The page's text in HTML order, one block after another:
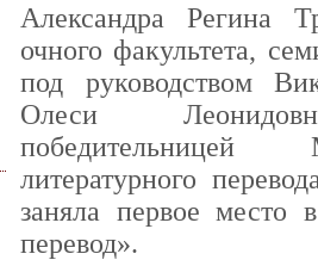
Александра Регина
очного факультета,
под руководством
Олеси
победительницей
литературного
заняла первое место
перевод».